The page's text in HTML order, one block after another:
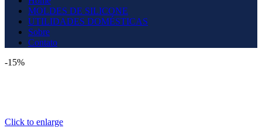
MOLDES DE SILICONE
UTILIDADES DOMÉSTICAS
Sobre
Contato
-15%
Click to enlarge